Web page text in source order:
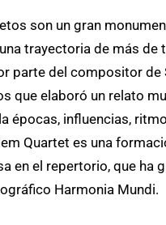
son un gran
trayectoria de más de
parte del compositor de
que elaboró un relato
épocas, influencias,
Quartet es una
en el repertorio, que ha
Harmonia Mundi.